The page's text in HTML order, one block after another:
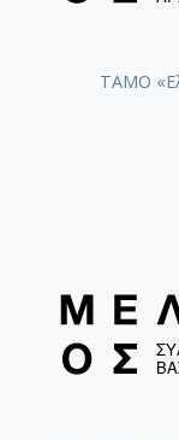
ΤΑΜΟ